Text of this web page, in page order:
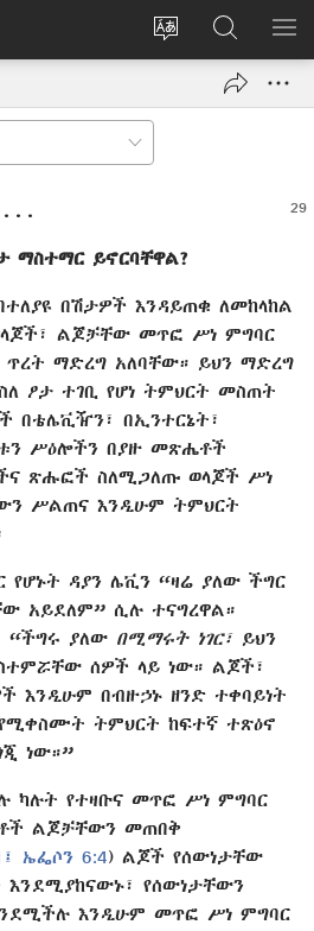
የድረ
ግባ
(አዲስ
JW.ORG
ላይ
መፈለጊያ
. .
ማስተማር ይኖርባቸዋል?
በሽታዎች እንዳይጠቁ ለመከላከል
ልጆቻቸው መጥፎ ሥነ ምግባር
ማድረግ አለባቸው። ይህን ማድረግ
ፆታ ተገቢ የሆነ ትምህርት መስጠት
በቴሌቪዥን፣ በኢንተርኔት፣
ሥዕሎችን በያዙ መጽሔቶች
ጽሑፎች ስለሚጋለጡ ወላጆች ሥነ
ሥልጠና እንዲሁም ትምህርት
የሆኑት ዳያን ሌቪን “ዛሬ ያለው ችግር
አይደለም” ሲሉ ተናግረዋል።
“ችግሩ ያለው በሚማሩት ነገር፣ ይህን
ሰዎች ላይ ነው። ልጆች፣
እንዲሁም በብዙኃኑ ዘንድ ተቀባይነት
ትምህርት ከፍተኛ ተጽዕኖ
ነው።”
ካሉት የተዛቡና መጥፎ ሥነ ምግባር
ልጆቻቸውን መጠበቅ
ኤፌሶን 6:4) ልጆች የሰውነታቸው
የሰውነታቸውን
እንዲሁም መጥፎ ሥነ ምግባር